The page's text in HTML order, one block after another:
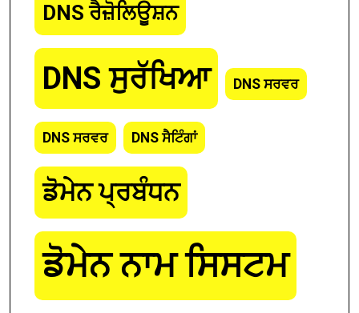
DNS ਰੈਜ਼ੋਲਿਊਸ਼ਨ
DNS ਸੁਰੱਖਿਆ DNS ਸਰਵਰ
DNS ਸਰਵਰ DNS ਸੈਟਿੰਗਾਂ
ਡੋਮੇਨ ਪ੍ਰਬੰਧਨ
ਡੋਮੇਨ ਨਾਮ ਸਿਸਟਮ